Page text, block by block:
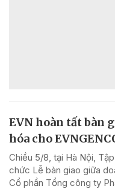
EVN hoàn tất bàn
hóa cho
Chiều 5/8, tại Hà Nội,
chức Lễ bàn giao giữa
Cổ phần Tổng công ty